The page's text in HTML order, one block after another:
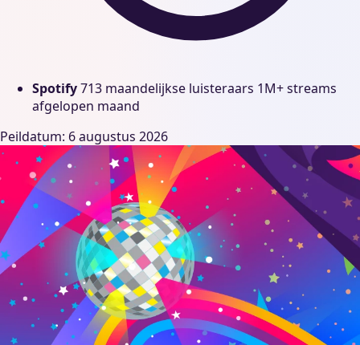
Spotify713 maandelijkse luisteraars 1M+ streams
afgelopen maand
Peildatum: 6 augustus 2026